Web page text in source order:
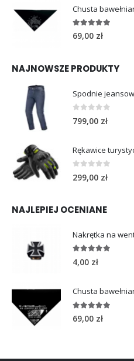
5.00out of 5
69,00 zł
NAJNOWSZE PRODUKTY
out of 5
799,00 zł
out of 5
299,00 zł
NAJLEPIEJ OCENIANE
Nakrętka na
out of 5
4,00 zł
out of 5
69,00 zł